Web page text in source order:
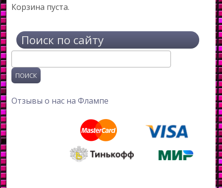
Корзина пуста.
Поиск по сайту
Отзывы о нас на Флампе